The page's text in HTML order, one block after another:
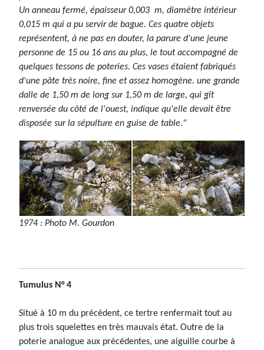
Un anneau fermé, épaisseur 0,003 m, diamètre intérieur
0,015 m qui a pu servir de bague. Ces quatre objets
représentent, à ne pas en douter, la parure d'une jeune
personne de 15 ou 16 ans au plus, le tout accompagné de
quelques tessons de poteries. Ces vases étaient fabriqués
d'une pâte très noire, fine et assez homogène. une grande
dalle de 1,50 m de long sur 1,50 m de large, qui gît
renversée du côté de l'ouest, indique qu'elle devait être
disposée sur la sépulture en guise de table."
1974 : Photo M. Gourdon
Tumulus N° 4
Situé à 10 m du précédent, ce tertre renfermait tout au
plus trois squelettes en très mauvais état. Outre de la
poterie analogue aux précédentes, une aiguille courbe à